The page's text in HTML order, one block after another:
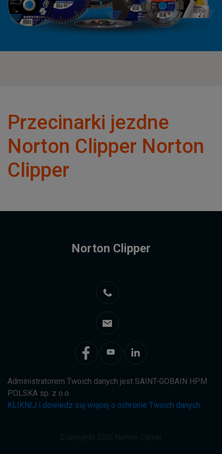
Przecinarki jezdne
Norton Clipper Norton
Clipper
Norton Clipper
Administratorem Twoich danych jest SAINT-GOBAIN HPM
POLSKA sp. z o.o.
KLIKNIJ i dowiedz się więcej o ochronie Twoich danych.